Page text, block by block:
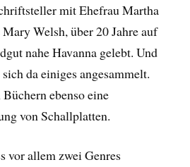
mit Ehefrau Martha
Welsh, über 20 Jahre auf
nahe Havanna gelebt. Und
da einiges angesammelt.
ebenso eine
von Schallplatten.
vor allem zwei Genres